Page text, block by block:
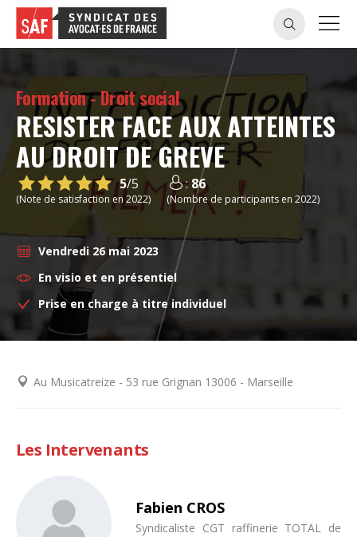
Formation - Droit social
RESISTER FACE AUX ATTEINTES
AU DROIT DE GREVE
5/5
(Note de satisfaction en 2022)
: 86
(Nombre de participants en 2022)
Vendredi 26 mai 2023
En visio et en présentiel
Prise en charge à titre individuel
Au Musicatreize - 53 rue Grignan 13006 - Marseille
Les Intervenants
Fabien CROS
Syndicaliste CGT raffinerie TOTAL de